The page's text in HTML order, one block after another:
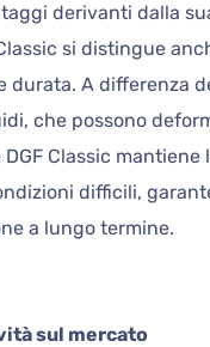
derivanti dalla
si distingue
durata. A differenza
che possono
Classic mantiene
difficili,
a lungo termine.
sul mercato